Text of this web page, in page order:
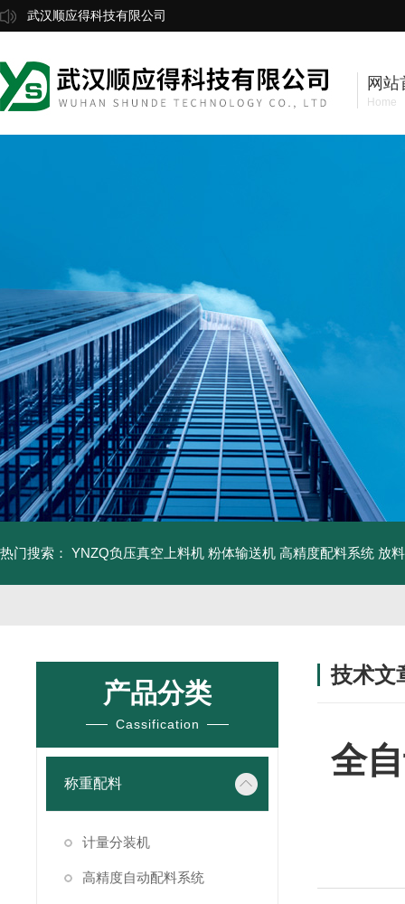
武汉顺应得科技有限公司
网站
Home
热门搜索： YNZQ负压真空上料机 粉体输送机 高精度配料系统 放
产品分类
Cassification
称重配料
计量分装机
高精度自动配料系统
技术文
全